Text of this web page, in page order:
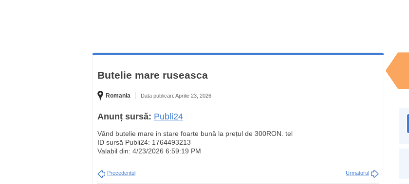
Butelie mare ruseasca
Romania Data publicari: Aprilie 23, 2026
Anunț sursă: Publi24
Vând butelie mare in stare foarte bună la prețul de 300RON. tel
ID sursă Publi24: 1764493213
Valabil din: 4/23/2026 6:59:19 PM
Precedentul Urmatorul